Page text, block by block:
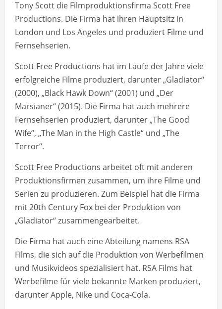
Tony Scott die Filmproduktionsfirma Scott Free
Productions. Die Firma hat ihren Hauptsitz in
London und Los Angeles und produziert Filme und
Fernsehserien.
Scott Free Productions hat im Laufe der Jahre viele
erfolgreiche Filme produziert, darunter „Gladiator“
(2000), „Black Hawk Down“ (2001) und „Der
Marsianer“ (2015). Die Firma hat auch mehrere
Fernsehserien produziert, darunter „The Good
Wife“, „The Man in the High Castle“ und „The
Terror“.
Scott Free Productions arbeitet oft mit anderen
Produktionsfirmen zusammen, um ihre Filme und
Serien zu produzieren. Zum Beispiel hat die Firma
mit 20th Century Fox bei der Produktion von
„Gladiator“ zusammengearbeitet.
Die Firma hat auch eine Abteilung namens RSA
Films, die sich auf die Produktion von Werbefilmen
und Musikvideos spezialisiert hat. RSA Films hat
Werbefilme für viele bekannte Marken produziert,
darunter Apple, Nike und Coca-Cola.